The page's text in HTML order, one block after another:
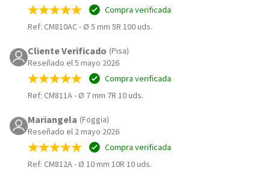
Compra verificada
Ref: CM810AC- Ø 5 mm 5R 100 uds.
Cliente Verificado (Pisa)
Reseñado el 5 mayo 2026
Compra verificada
Ref: CM811A - Ø 7 mm 7R 10 uds.
Mariangela (Foggia)
Reseñado el 2 mayo 2026
Compra verificada
Ref: CM812A - Ø 10 mm 10R 10 uds.